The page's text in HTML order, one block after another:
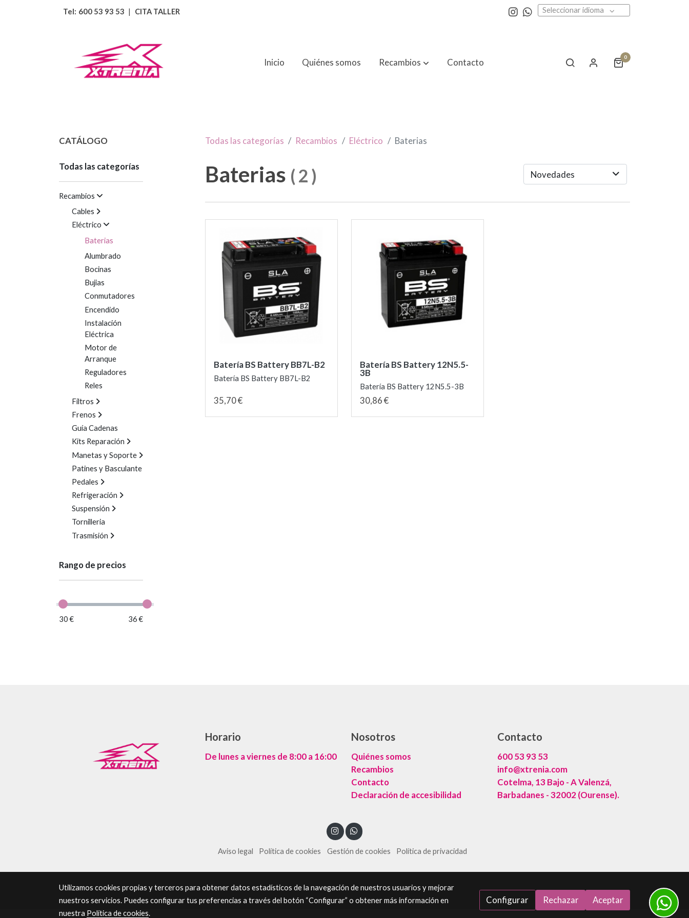
Tel: 600 53 93 53 | CITA TALLER Seleccionar idioma
Inicio Quiénes somos Recambios Contacto 0
CATÁLOGO
Todas las categorías
Recambios
Cables
Eléctrico
Baterias
Alumbrado
Bocinas
Bujias
Conmutadores
Encendido
Instalación
Eléctrica
Motor de
Arranque
Reguladores
Reles
Filtros
Frenos
Guía Cadenas
Kits Reparación
Manetas y Soporte
Patines y Basculante
Pedales
Refrigeración
Suspensión
Tornilleria
Trasmisión
Rango de precios
30 € 36 €
Todas las categorías Recambios Eléctrico Baterias
Baterias ( 2 ) Novedades
Batería BS Battery BB7L-B2
Batería BS Battery BB7L-B2
35,70 €
Batería BS Battery 12N5.5-
3B
Batería BS Battery 12N5.5-3B
30,86 €
Horario
De lunes a viernes de 8:00 a 16:00
Nosotros
Quiénes somos
Recambios
Contacto
Declaración de accesibilidad
Contacto
600 53 93 53
info@xtrenia.com
Cotelma, 13 Bajo - A Valenzá,
Barbadanes - 32002 (Ourense).
Aviso legal Política de cookies Gestión de cookies Política de privacidad
Utilizamos cookies propias y terceros para obtener datos estadísticos de la navegación de nuestros usuarios y mejorar
nuestros servicios. Puedes configurar tus preferencias a través del botón “Configurar” o obtener más información en
nuestra Política de cookies.
Configurar Rechazar Aceptar